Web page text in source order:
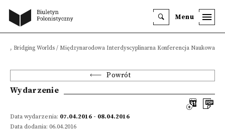
Menu
Bridging Worlds / Międzynarodowa Interdyscyplinarna Konferencja Naukowa
Powrót
Wydarzenie
Data wydarzenia: 07.04.2016 - 08.04.2016
Data dodania: 06.04.2016